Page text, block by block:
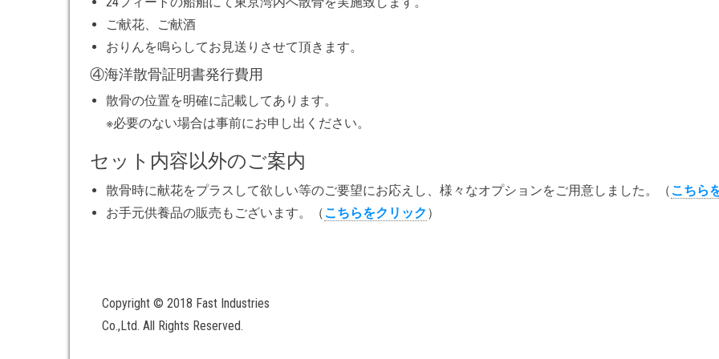
ご献花、ご献酒
おりんを鳴らしてお見送りさせて頂きます。
④海洋散骨証明書発行費用
散骨の位置を明確に記載してあります。
※必要のない場合は事前にお申し出ください。
セット内容以外のご案内
散骨時に献花をプラスして欲しい等のご要望にお応えし、様々なオプションをご用意しました。（こちら
お手元供養品の販売もございます。（こちらをクリック ）
Copyright © 2018 Fast Industries
Co.,Ltd. All Rights Reserved.